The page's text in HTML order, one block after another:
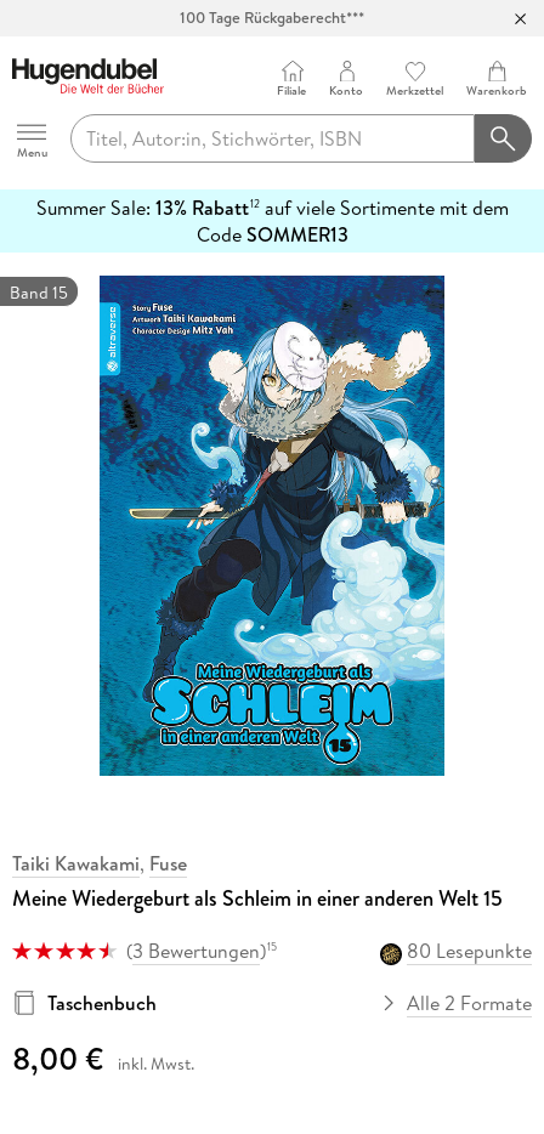
Hugendubel
Menu
Filiale Konto Merkzettel Warenkorb
Summer Sale: 13% Rabatt12auf viele Sortimente mit dem
CodeSOMMER13
erfahren
Band 15
Taiki Kawakami, Fuse
Meine Wiedergeburt als Schleim in einer anderen Welt 15
(3 Bewertungen)15
80 Lesepunkte
Taschenbuch
Alle 2 Formate
8,00 € inkl. Mwst.